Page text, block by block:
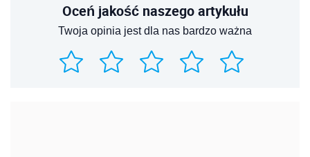
Oceń jakość naszego artykułu
Twoja opinia jest dla nas bardzo ważna